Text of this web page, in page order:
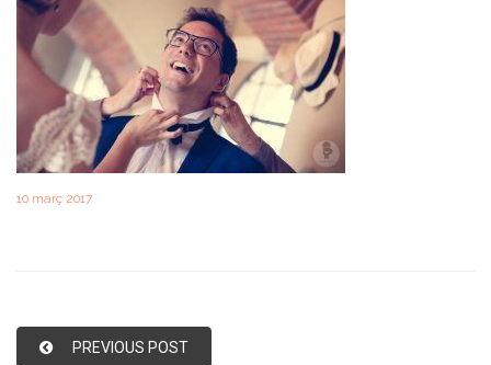
10 març 2017
PREVIOUS POST